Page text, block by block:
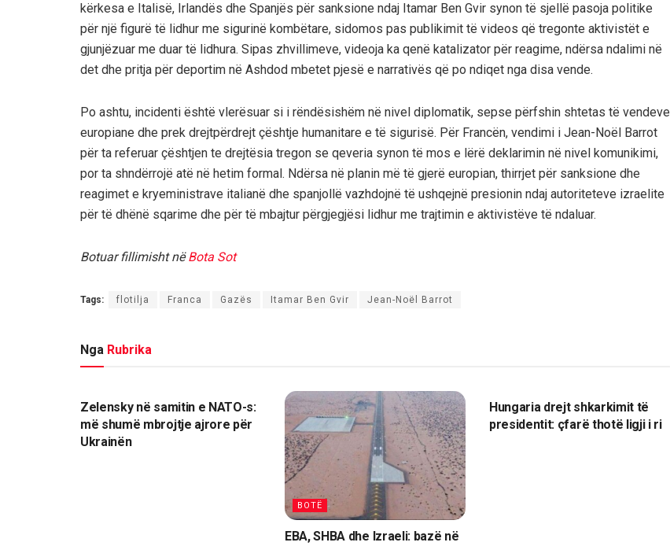
kërkesa e Italisë, Irlandës dhe Spanjës për sanksione ndaj Itamar Ben Gvir synon të sjellë pasoja politike
për një figurë të lidhur me sigurinë kombëtare, sidomos pas publikimit të videos që tregonte aktivistët e
gjunjëzuar me duar të lidhura. Sipas zhvillimeve, videoja ka qenë katalizator për reagime, ndërsa ndalimi në
det dhe pritja për deportim në Ashdod mbetet pjesë e narrativës që po ndiqet nga disa vende.
Po ashtu, incidenti është vlerësuar si i rëndësishëm në nivel diplomatik, sepse përfshin shtetas të vendeve
europiane dhe prek drejtpërdrejt çështje humanitare e të sigurisë. Për Francën, vendimi i Jean-Noël Barrot
për ta referuar çështjen te drejtësia tregon se qeveria synon të mos e lërë deklarimin në nivel komunikimi,
por ta shndërrojë atë në hetim formal. Ndërsa në planin më të gjerë europian, thirrjet për sanksione dhe
reagimet e kryeministrave italianë dhe spanjollë vazhdojnë të ushqejnë presionin ndaj autoriteteve izraelite
për të dhënë sqarime dhe për të mbajtur përgjegjësi lidhur me trajtimin e aktivistëve të ndaluar.
Botuar fillimisht nëBota Sot
Tags: flotilja Franca Gazës Itamar Ben Gvir Jean-Noël Barrot
Nga Rubrika
Zelensky në samitin e NATO-s:
më shumë mbrojtje ajrore për
Ukrainën
BOTË
EBA, SHBA dhe Izraeli: bazë në
Hungaria drejt shkarkimit të
presidentit: çfarë thotë ligji i ri